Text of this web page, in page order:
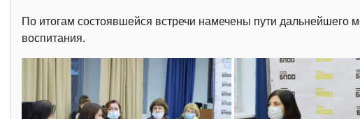
По итогам состоявшейся встречи намечены пути дальнейшего
воспитания.